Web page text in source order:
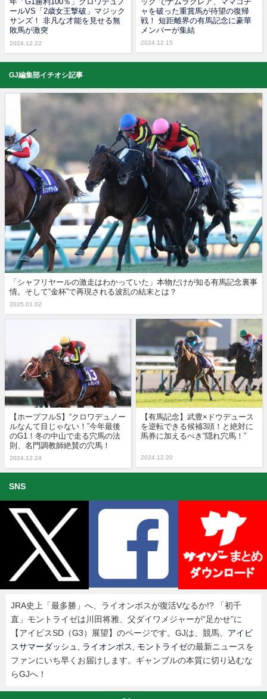
ールVS「2歳女王撃破」マジック
サンズ！ 非凡な才能を見せる無
敗馬が激突
2024.12.22
ャを破った重賞馬が待望の復帰
戦！ 短距離界の有馬記念に豪華
メンバーが集結
2024.12.15
GJ編集部イチオシ記事
「シャフリヤールの激走はわかっていた」本物だけが知る有馬記念裏事
情。そして“金杯”で再現される波乱の結末とは？
2025.01.02
【ホープフルS】“クロワデュノー
ルなんて目じゃない！”今年最後
のG1！冬の中山で走る穴馬の法
則、名門調教師絶賛の穴馬！
2024.12.24
【有馬記念】武豊×ドウデュース
を逆転できる候補3頭！と絶対に
馬券に加えるべき“隠れ穴馬！”
2024.12.20
SNS
JRA史上「最多勝」へ、ライオンボスが復活Vなるか!? 「初千
直」モントライゼは川田将雅、父ダイワメジャーが“足かせ”に
【アイビスSD（G3）展望】のページです。GJは、競馬、 アイビ
スサマーダッシュ
ライオンボス モントライゼの最新ニュースを
ファンにいち早くお届けします。ギャンブルの本質に切り込むな
らGJへ！